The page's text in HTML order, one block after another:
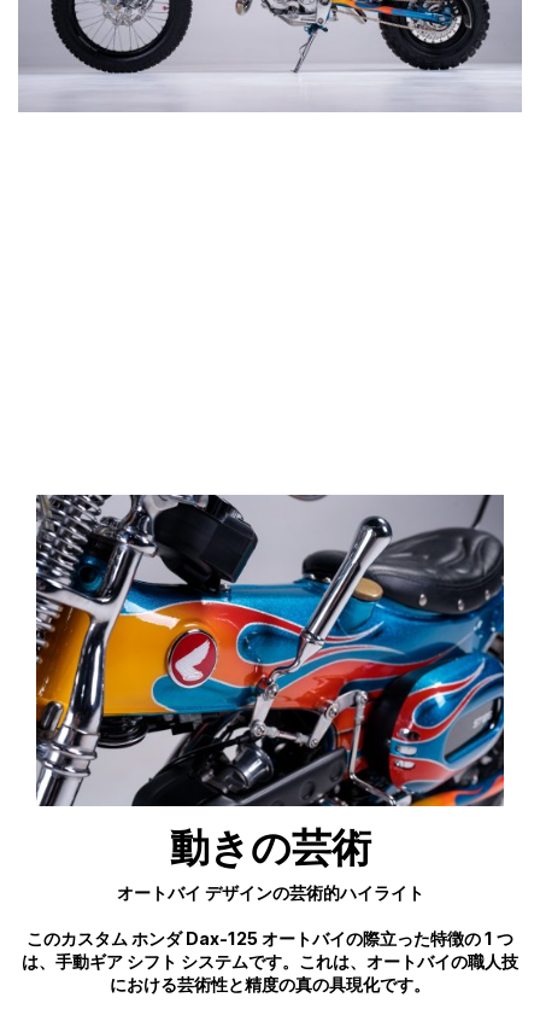
動きの芸術
オートバイ デザインの芸術的ハイライト
このカスタム ホンダ Dax-125 オートバイの際立った特徴の 1 つ
は、手動ギア シフト システムです。これは、オートバイの職人技
における芸術性と精度の真の具現化です。